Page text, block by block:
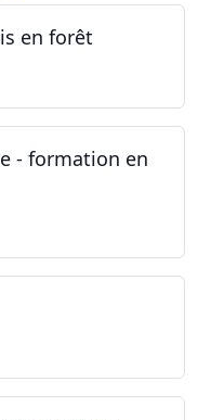
en forêt
- formation en